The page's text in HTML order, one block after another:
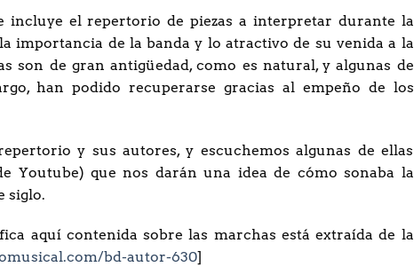
incluye el repertorio de piezas a interpretar durante la
importancia de la banda y lo atractivo de su venida a la
son de gran antigüedad, como es natural, y algunas de
han podido recuperarse gracias al empeño de los
y sus autores, y escuchemos algunas de ellas
Youtube) que nos darán una idea de cómo sonaba la
siglo.
aquí contenida sobre las marchas está extraída de la
bd-autor-630]